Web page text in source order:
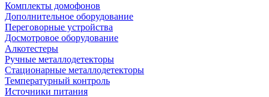
Комплекты домофонов
Дополнительное оборудование
Переговорные устройства
Досмотровое оборудование
Алкотестеры
Ручные металлодетекторы
Стационарные металлодетекторы
Температурный контроль
Источники питания